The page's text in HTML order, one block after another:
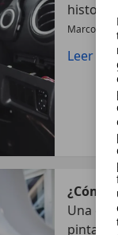
historia
Marcos
Leer
¿Cómo
Una de
pintarlo